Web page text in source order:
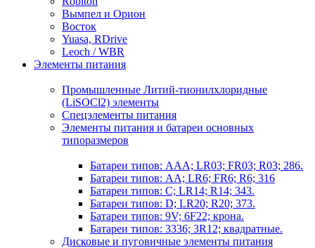
Вымпел и Орион
Восток
Yuasa, RDrive
Leoch / WBR
Элементы питания
Промышленные Литий-тионилхлоридные
(LiSOCl2) элементы
Спецэлементы питания
Элементы питания и батареи основных
типоразмеров
Батареи типов: AAA; LR03; FR03; R03; 286.
Батареи типов: AA; LR6; FR6; R6; 316
Батареи типов: C; LR14; R14; 343.
Батареи типов: D; LR20; R20; 373.
Батареи типов: 9V; 6F22; крона.
Батареи типов: 3336; 3R12; квадратные.
Дисковые и пуговичные элементы питания